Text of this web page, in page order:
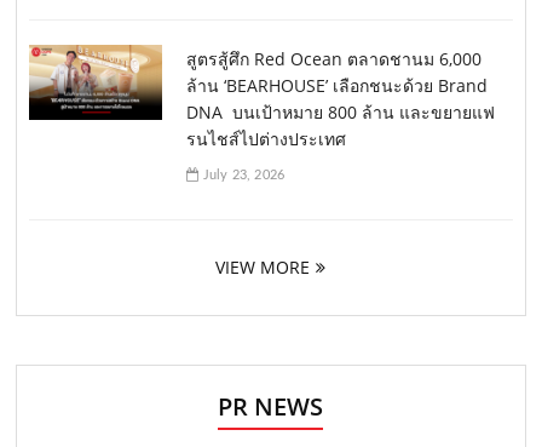
สูตรสู้ศึก Red Ocean ตลาดชานม 6,000
ล้าน ‘BEARHOUSE’ เลือกชนะด้วย Brand
DNA บนเป้าหมาย 800 ล้าน และขยายแฟ
รนไชส์ไปต่างประเทศ
July 23, 2026
VIEW MORE
PR NEWS